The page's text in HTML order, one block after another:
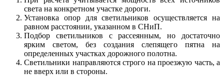
света на конкретном участке дороги.
Установка опор для светильников осуществляется на
равном расстоянии, указанном в СНиП.
Подбор светильников с рассеянным, но достаточно
ярким светом, без создания слепящего пятна на
определенных участках дорожного полотна.
Светильники направляются строго на проезжую часть, а
не вверх или в стороны.